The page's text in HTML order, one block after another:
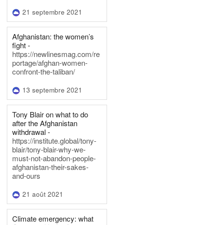
21 septembre 2021
Afghanistan: the women’s
fight -
https://newlinesmag.com/re
portage/afghan-women-
confront-the-taliban/
13 septembre 2021
Tony Blair on what to do
after the Afghanistan
withdrawal -
https://institute.global/tony-
blair/tony-blair-why-we-
must-not-abandon-people-
afghanistan-their-sakes-
and-ours
21 août 2021
Climate emergency: what